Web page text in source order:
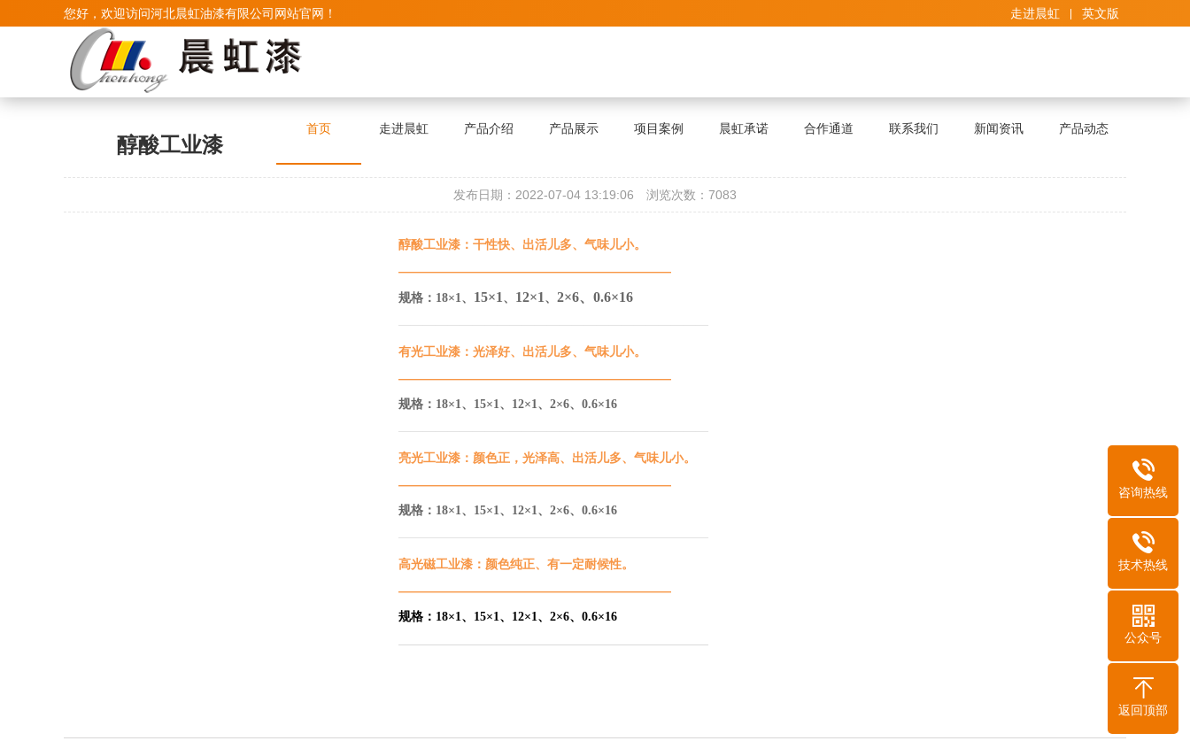
您好，欢迎访问河北晨虹油漆有限公司网站官网！ 走进晨虹 英文版
首页 走进晨虹 产品介绍 产品展示 项目案例 晨虹承诺 合作通道 联系我们 新闻资讯 产品动态
醇酸工业漆
发布日期：2022-07-04 13:19:06 浏览次数：7083
醇酸工业漆：干性快、出活儿多、气味儿小。
——————————————————————
规格： 18×1、 15×1 、 12×1 、 2×6、 0.6×16
—————————————————————————
有光工业漆： 光泽好、出活儿多、气味儿小。
——————————————————————
规格： 18×1、 15×1、 12×1、 2×6、0.6×16
—————————————————————————
亮光工业漆：颜色正，光泽高、出活儿多、气味儿小。
——————————————————————
规格： 18×1、 15×1、 12×1、 2×6、0.6×16
—————————————————————————
高光磁工业漆：颜色纯正、有一定耐候性。
——————————————————————
规格：18×1、15×1、12×1、2×6、0.6×16
—————————————————————————
咨询热线
技术热线
公众号
返回顶部